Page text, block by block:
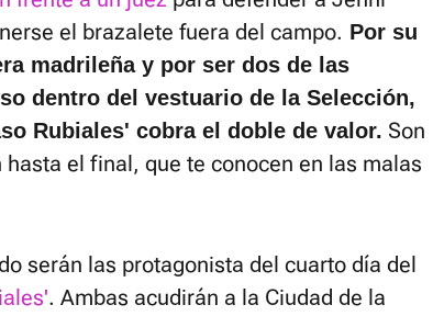
el brazalete fuera del campo. Por su
madrileña y por ser dos de las
dentro del vestuario de la Selección,
Rubiales' cobra el doble de valor. Son
el final, que te conocen en las malas
serán las protagonista del cuarto día del
. Ambas acudirán a la Ciudad de la